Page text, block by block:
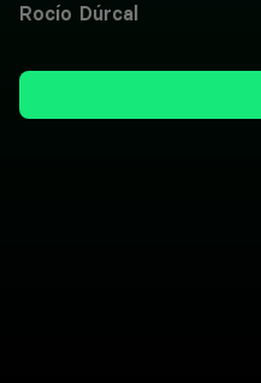
Rocío Dúrcal